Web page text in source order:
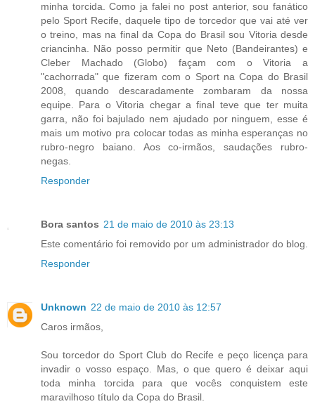
minha torcida. Como ja falei no post anterior, sou fanático
pelo Sport Recife, daquele tipo de torcedor que vai até ver
o treino, mas na final da Copa do Brasil sou Vitoria desde
criancinha. Não posso permitir que Neto (Bandeirantes) e
Cleber Machado (Globo) façam com o Vitoria a
"cachorrada" que fizeram com o Sport na Copa do Brasil
2008, quando descaradamente zombaram da nossa
equipe. Para o Vitoria chegar a final teve que ter muita
garra, não foi bajulado nem ajudado por ninguem, esse é
mais um motivo pra colocar todas as minha esperanças no
rubro-negro baiano. Aos co-irmãos, saudações rubro-
negas.
Responder
Bora santos 21 de maio de 2010 às 23:13
Este comentário foi removido por um administrador do blog.
Responder
Unknown 22 de maio de 2010 às 12:57
Caros irmãos,
Sou torcedor do Sport Club do Recife e peço licença para
invadir o vosso espaço. Mas, o que quero é deixar aqui
toda minha torcida para que vocês conquistem este
maravilhoso título da Copa do Brasil.